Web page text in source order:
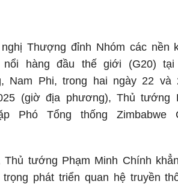
Thượng đỉnh Nhóm các nền
hàng đầu thế giới (G20) tại
Nam Phi, trong hai ngày 22 và
(giờ địa phương), Thủ tướng
Phó Tổng thống Zimbabwe
Thủ tướng Phạm Minh Chính
trọng phát triển quan hệ truyền